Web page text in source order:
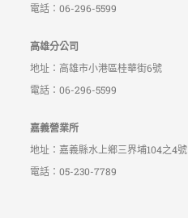
電話：06-296-5599
高雄分公司
地址：高雄市小港區桂華街6號
電話：06-296-5599
嘉義營業所
地址：嘉義縣水上鄉三界埔104之4號
電話：05-230-7789